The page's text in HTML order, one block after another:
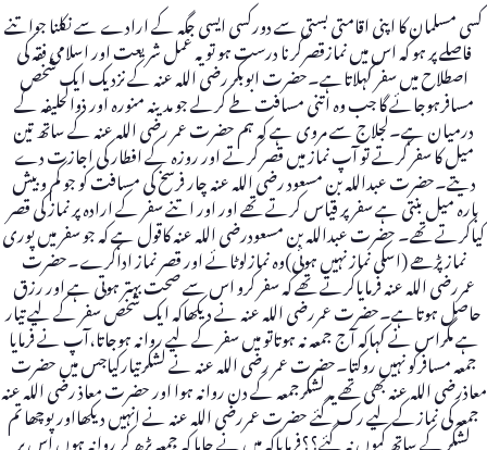
کسی مسلمان کا اپنی اقامتی بستی سے دورکسی ایسی جگہ کے ارادے سے نکلنا جواتنے
فاصلے پر ہو کہ اس میں نمازقصرکرنا درست ہو تو یہ عمل شریعت اور اسلامی فقہ کی
اصطلاح میں سفر کہلاتاہے۔حضرت ابوبکر رضی اللہ عنہ کے نزدیک ایک شخص
مسافرہوجائے گا جب وہ اتنی مسافت طے کرلے جو مدینہ منورہ اور ذوالحلیفہ کے
درمیان ہے۔لجلاج سے مروی ہے کہ ہم حضرت عمر رضی اللہ عنہ کے ساتھ تین
میل کا سفر کرتے تو آپ نماز میں قصر کرتے اور روزہ کے افطار کی اجازت دے
دیتے۔حضرت عبداللہ بن مسعود رضی اللہ عنہ چار فرسخ کی مسافت کو جو کم و بیش
بارہ میل بنتی ہے سفرپر قیاس کرتے تھے اور اور اتنے سفر کے ارادہ پر نماز کی قصر
کیاکرتے تھے۔ حضرت عبداللہ بن مسعودرضی اللہ عنہ کاقول ہے کہ جو سفر میں پوری
نماز پڑھے (اسکی نماز نہیں ہوئی)وہ نمازلوٹائے اور قصر نماز اداکرے۔حضرت
عمررضی اللہ عنہ فرمایاکرتے تھے کہ سفر کرو اس سے صحت بہتر ہوتی ہے اور رزق
حاصل ہوتاہے۔حضرت عمررضی اللہ عنہ نے دیکھاکہ ایک شخص سفر کے لیے تیار
ہے مگراس نے کہاکہ آج جمعہ نہ ہوتاتو میں سفر کے لیے روانہ ہوجاتا،آپ نے فرمایا
جمعہ مسافرکو نہیں روکتا۔حضرت عمر رضی اللہ عنہ نے لشکرتیارکیاجس میں حضرت
معاذرضی اللہ عنہ بھی تھے یہ لشکرجمعہ کے دن روانہ ہوا اور حضرت معاذ رضی اللہ عنہ
جمعہ کی نمازکے لیے رک گئے حضرت عمررضی اللہ عنہ نے انہیں دیکھااور پوچھا تم
لشکر کے ساتھ کیوں نہ گئے؟؟فرمایاکہ میں نے چاہا کہ جمعہ پڑھ کر روانہ ہوں اس پر